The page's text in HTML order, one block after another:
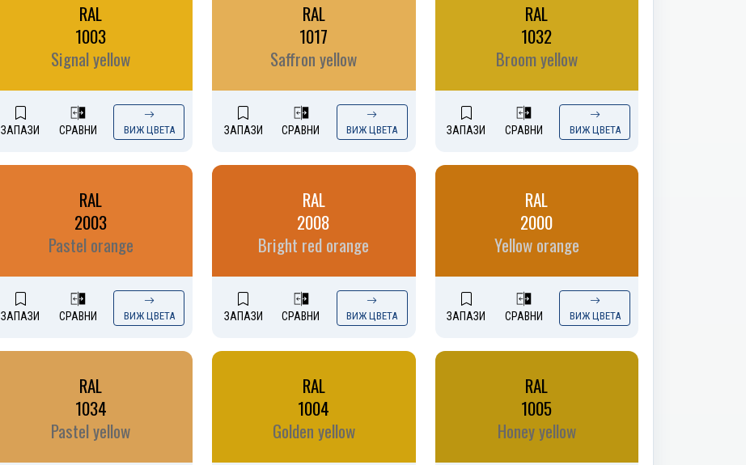
RAL
1003
Signal yellow
ЗАПАЗИ СРАВНИ ВИЖ ЦВЕТА
RAL
1017
Saffron yellow
ЗАПАЗИ СРАВНИ ВИЖ ЦВЕТА
RAL
1032
Broom yellow
ЗАПАЗИ СРАВНИ ВИЖ ЦВЕТА
RAL
2003
Pastel orange
ЗАПАЗИ СРАВНИ ВИЖ ЦВЕТА
RAL
2008
Bright red orange
ЗАПАЗИ СРАВНИ ВИЖ ЦВЕТА
RAL
2000
Yellow orange
ЗАПАЗИ СРАВНИ ВИЖ ЦВЕТА
RAL
1034
Pastel yellow
RAL
1004
Golden yellow
RAL
1005
Honey yellow